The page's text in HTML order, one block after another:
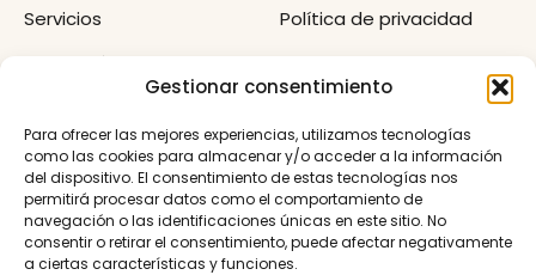
Gestionar consentimiento
Para ofrecer las mejores experiencias, utilizamos tecnologías
como las cookies para almacenar y/o acceder a la información
del dispositivo. El consentimiento de estas tecnologías nos
permitirá procesar datos como el comportamiento de
navegación o las identificaciones únicas en este sitio. No
consentir o retirar el consentimiento, puede afectar negativamente
a ciertas características y funciones.
Servicios
Sobre mí
Guías
Migra a Analytics 4
Política de privacidad
Esta web ha sido crerada gracias al programa